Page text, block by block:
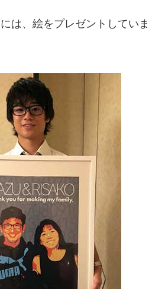
は、絵をプレゼントしていま